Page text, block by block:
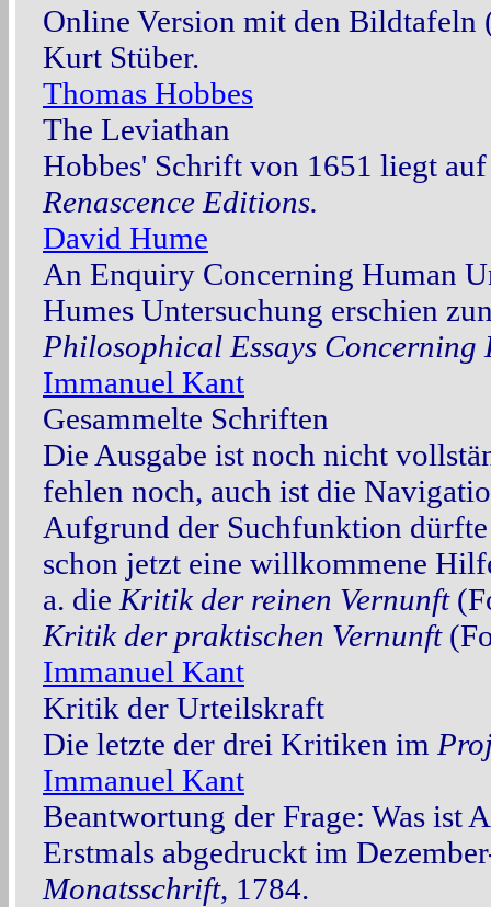
Online Version mit den Bildtafeln
Kurt Stüber.
Thomas Hobbes
The Leviathan
Hobbes' Schrift von 1651 liegt
Renascence Editions.
David Hume
An Enquiry Concerning Human
Humes Untersuchung erschien
Philosophical Essays
Immanuel Kant
Gesammelte Schriften
Die Ausgabe ist noch nicht
fehlen noch, auch ist die
Aufgrund der Suchfunktion
schon jetzt eine willkommene
a. die Kritik der reinen Vernunft
Kritik der praktischen Vernunft
Immanuel Kant
Kritik der Urteilskraft
Die letzte der drei Kritiken im
Immanuel Kant
Beantwortung der Frage: Was ist
Erstmals abgedruckt im
Monatsschrift, 1784.